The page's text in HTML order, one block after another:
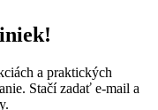
a praktických
Stačí zadať e-mail a